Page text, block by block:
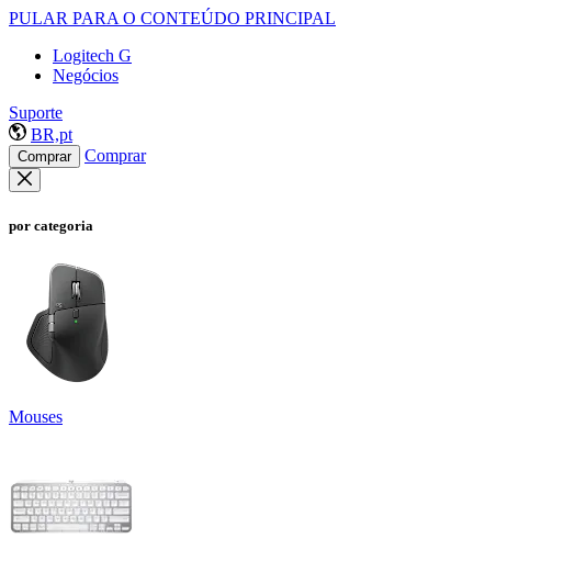
PULAR PARA O CONTEÚDO PRINCIPAL
Logitech G
Negócios
Suporte
BR,pt
Comprar Comprar
por categoria
Mouses